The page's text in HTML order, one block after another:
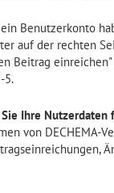
Benutzerkonto
auf der rechten
Beitrag
5.
Ihre Nutzerdaten
von DECHEMA-